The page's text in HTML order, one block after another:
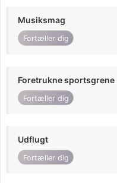
Musiksmag
Fortæller dig
Foretrukne sportsgrene
Fortæller dig
Udflugt
Fortæller dig